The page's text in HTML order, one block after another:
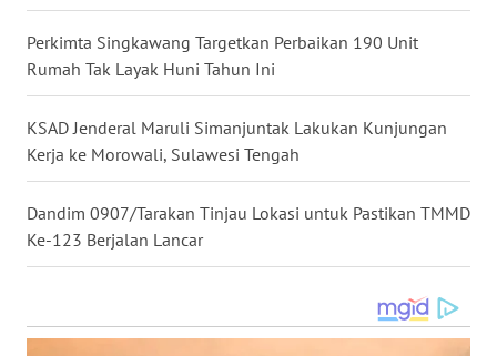
Perkimta Singkawang Targetkan Perbaikan 190 Unit
Rumah Tak Layak Huni Tahun Ini
KSAD Jenderal Maruli Simanjuntak Lakukan Kunjungan
Kerja ke Morowali, Sulawesi Tengah
Dandim 0907/Tarakan Tinjau Lokasi untuk Pastikan TMMD
Ke-123 Berjalan Lancar
WAHANA
KONSUMEN
WAHANA
LISTRIK
WAHANA
WAHANANEWS